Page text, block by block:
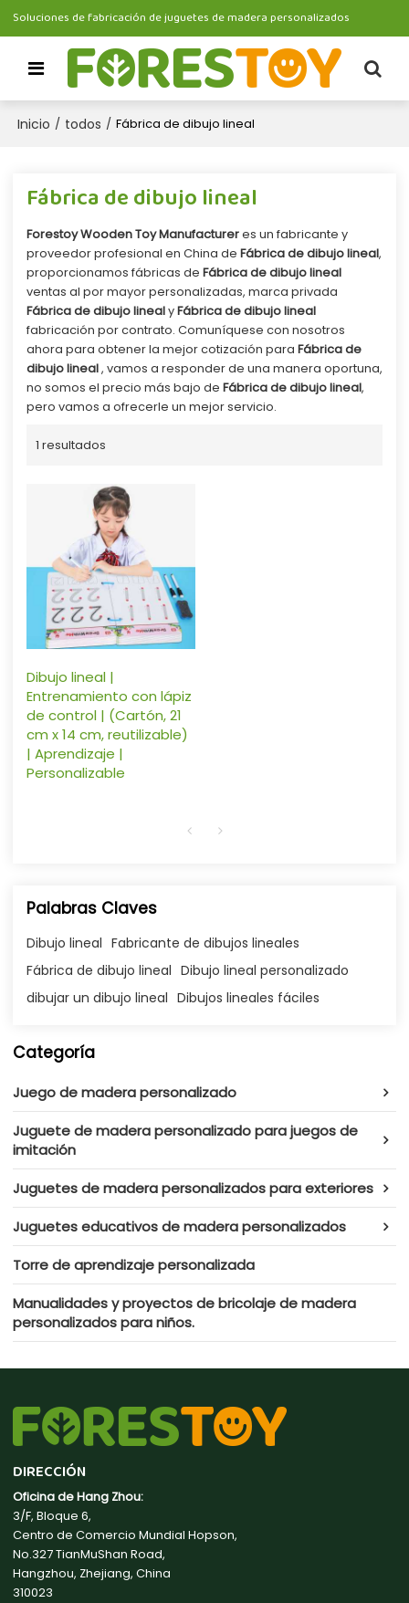
Soluciones de fabricación de juguetes de madera personalizados
Inicio / todos / Fábrica de dibujo lineal
Fábrica de dibujo lineal
Forestoy Wooden Toy Manufactureres un fabricante y
proveedor profesional en China de Fábrica de dibujo lineal,
proporcionamos fábricas de Fábrica de dibujo lineal
ventas al por mayor personalizadas, marca privada
Fábrica de dibujo linealyFábrica de dibujo lineal
fabricación por contrato. Comuníquese con nosotros
ahora para obtener la mejor cotización para Fábrica de
dibujo lineal, vamos a responder de una manera oportuna,
no somos el precio más bajo de Fábrica de dibujo lineal,
pero vamos a ofrecerle un mejor servicio.
1 resultados
Dibujo lineal |
Entrenamiento con lápiz
de control | (Cartón, 21
cm x 14 cm, reutilizable)
| Aprendizaje |
Personalizable
Palabras Claves
Dibujo lineal Fabricante de dibujos lineales
Fábrica de dibujo lineal Dibujo lineal personalizado
dibujar un dibujo lineal Dibujos lineales fáciles
Categoría
Juego de madera personalizado
Juguete de madera personalizado para juegos de
imitación
Juguetes de madera personalizados para exteriores
Juguetes educativos de madera personalizados
Torre de aprendizaje personalizada
Manualidades y proyectos de bricolaje de madera
personalizados para niños.
DIRECCIÓN
Oficina de Hang Zhou:
3/F, Bloque 6,
Centro de Comercio Mundial Hopson,
No.327 TianMuShan Road,
Hangzhou, Zhejiang, China
310023